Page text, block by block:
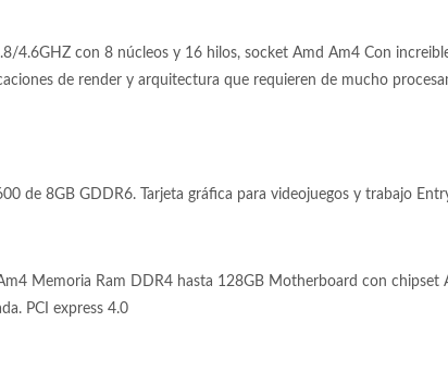
4.6GHZ con 8 núcleos y 16 hilos, socket Amd Am4 Con
de render y arquitectura que requieren de mucho
de 8GB GDDR6. Tarjeta gráfica para videojuegos y trabajo
Memoria Ram DDR4 hasta 128GB Motherboard con
PCI express 4.0